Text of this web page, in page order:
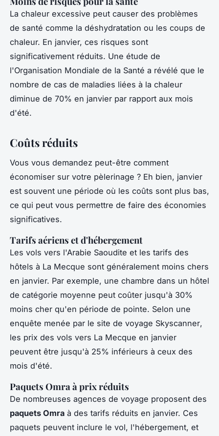
La chaleur excessive peut causer des problèmes
de santé comme la déshydratation ou les coups de
chaleur. En janvier, ces risques sont
significativement réduits. Une étude de
l'Organisation Mondiale de la Santé a révélé que le
nombre de cas de maladies liées à la chaleur
diminue de 70% en janvier par rapport aux mois
d'été.
Coûts réduits
Vous vous demandez peut-être comment
économiser sur votre pèlerinage ? Eh bien, janvier
est souvent une période où les coûts sont plus bas,
ce qui peut vous permettre de faire des économies
significatives.
Tarifs aériens et d'hébergement
Les vols vers l'Arabie Saoudite et les tarifs des
hôtels à La Mecque sont généralement moins chers
en janvier. Par exemple, une chambre dans un hôtel
de catégorie moyenne peut coûter jusqu'à 30%
moins cher qu'en période de pointe. Selon une
enquête menée par le site de voyage Skyscanner,
les prix des vols vers La Mecque en janvier
peuvent être jusqu'à 25% inférieurs à ceux des
mois d'été.
Paquets Omra à prix réduits
De nombreuses agences de voyage proposent des
paquets Omra à des tarifs réduits en janvier. Ces
paquets peuvent inclure le vol, l'hébergement, et